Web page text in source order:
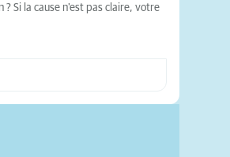
Si la cause n'est pas claire, votre